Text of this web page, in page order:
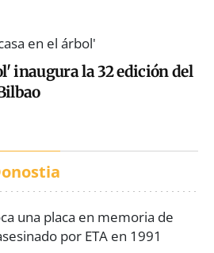
inaugura la 32 edición del